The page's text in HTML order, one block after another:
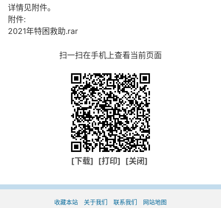
详情见附件。
附件:
2021年特困救助.rar
扫一扫在手机上查看当前页面
[下载] [打印] [关闭]
收藏本站 关于我们 联系我们 网站地图